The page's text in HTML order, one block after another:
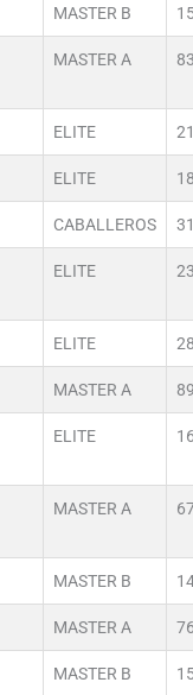
MASTER B
MASTER A
ELITE
ELITE
CABALLEROS
ELITE
ELITE
MASTER A
ELITE
MASTER A
MASTER B
MASTER A
MASTER B